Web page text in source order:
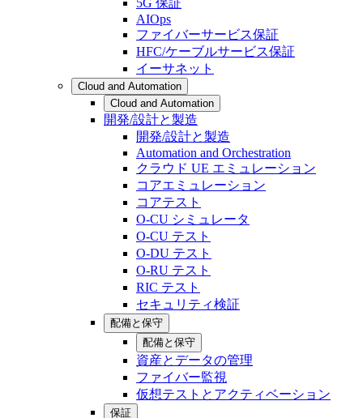
5G 保証
AIOps
ファイバーサービス保証
HFC/ケーブルサービス保証
イーサネット
Cloud and Automation
Cloud and Automation
開発/設計と製造
開発/設計と製造
Automation and Orchestration
クラウド UE エミュレーション
コアエミュレーション
コアテスト
O-CU シミュレータ
O-CU テスト
O-DU テスト
O-RU テスト
RIC テスト
セキュリティ検証
配備と保守
配備と保守
資産とデータの管理
ファイバー監視
仮想テストとアクティベーション
保証